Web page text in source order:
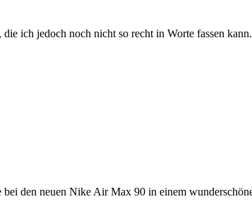
ich jedoch noch nicht so recht in Worte fassen
den neuen Nike Air Max 90 in einem